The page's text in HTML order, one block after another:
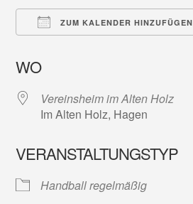
ZUM KALENDER HINZUFÜGEN
WO
Vereinsheim im Alten Holz
Im Alten Holz, Hagen
VERANSTALTUNGSTYP
Handball regelmäßig